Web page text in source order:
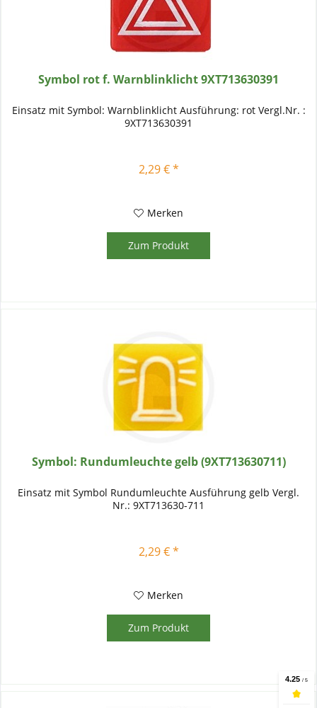
Symbol rot f. Warnblinklicht 9XT713630391
Einsatz mit Symbol: Warnblinklicht Ausführung: rot Vergl.Nr. :
9XT713630391
2,29 € *
Merken
Zum Produkt
Symbol: Rundumleuchte gelb (9XT713630711)
Einsatz mit Symbol Rundumleuchte Ausführung gelb Vergl.
Nr.: 9XT713630-711
2,29 € *
Merken
Zum Produkt